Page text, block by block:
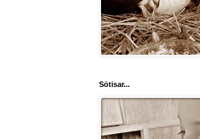
Sötisar...